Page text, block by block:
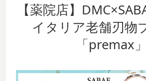
イベント
ワークショップ
【薬院店】
イタリア老舗刃物
「premax」